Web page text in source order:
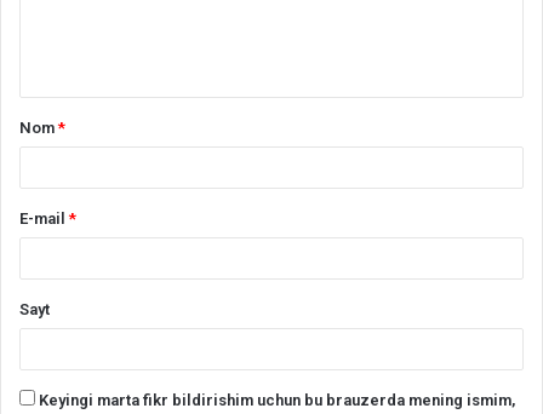
Nom*
E-mail*
Sayt
Keyingi marta fikr bildirishim uchun bu brauzerda mening ismim,